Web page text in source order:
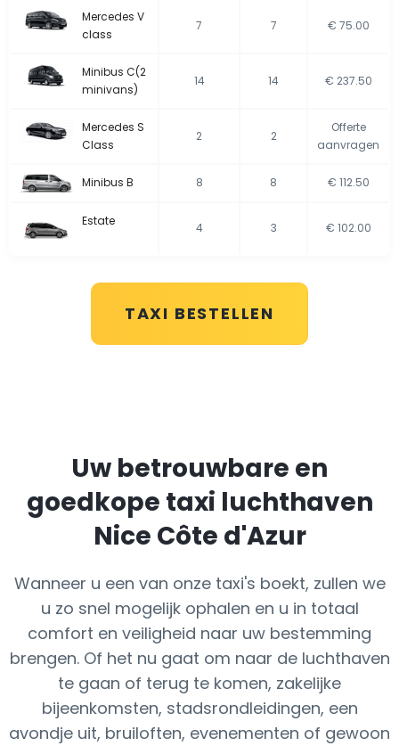
Mercedes V
class
7 7 € 75.00
Minibus C(2
minivans)
14 14 € 237.50
Mercedes S
Class
2 2
Offerte
aanvragen
Minibus B 8 8 € 112.50
Estate 4 3 € 102.00
TAXI BESTELLEN
Uw betrouwbare en
goedkope taxi luchthaven
Nice Côte d'Azur
Wanneer u een van onze taxi's boekt, zullen we
u zo snel mogelijk ophalen en u in totaal
comfort en veiligheid naar uw bestemming
brengen. Of het nu gaat om naar de luchthaven
te gaan of terug te komen, zakelijke
bijeenkomsten, stadsrondleidingen, een
avondje uit, bruiloften, evenementen of gewoon